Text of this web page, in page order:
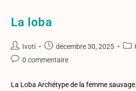
La loba
Ivoti décembre 30, 2025
0 commentaire
La Loba Archétype de la femme